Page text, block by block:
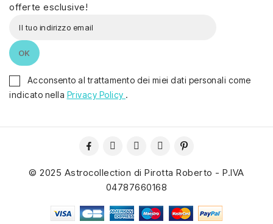
offerte esclusive!
Acconsento al trattamento dei miei dati personali come
indicato nella Privacy Policy .
© 2025 Astrocollection di Pirotta Roberto - P.IVA
04787660168